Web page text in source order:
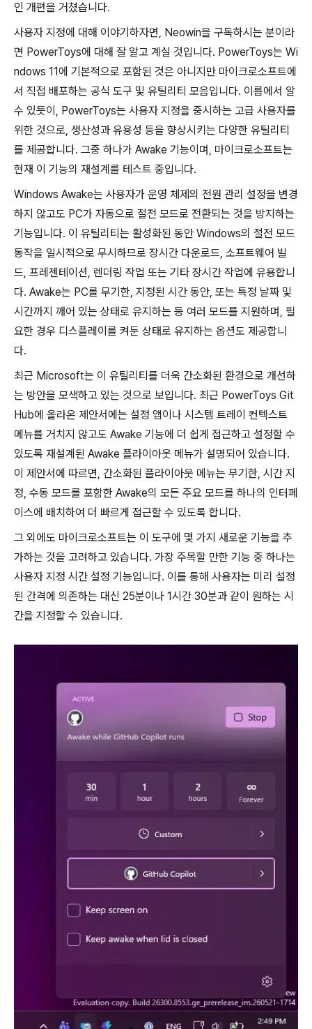
인 개편을 거쳤습니다.
사용자 지정에 대해 이야기하자면, Neowin을 구독하시는 분이라
면 PowerToys에 대해 잘 알고 계실 것입니다. PowerToys는 Wi
ndows 11에 기본적으로 포함된 것은 아니지만 마이크로소프트에
서 직접 배포하는 공식 도구 및 유틸리티 모음입니다. 이름에서 알
수 있듯이, PowerToys는 사용자 지정을 중시하는 고급 사용자를
위한 것으로, 생산성과 유용성 등을 향상시키는 다양한 유틸리티
를 제공합니다. 그중 하나가 Awake 기능이며, 마이크로소프트는
현재 이 기능의 재설계를 테스트 중입니다.
Windows Awake는 사용자가 운영 체제의 전원 관리 설정을 변경
하지 않고도 PC가 자동으로 절전 모드로 전환되는 것을 방지하는
기능입니다. 이 유틸리티는 활성화된 동안 Windows의 절전 모드
동작을 일시적으로 무시하므로 장시간 다운로드, 소프트웨어 빌
드, 프레젠테이션, 렌더링 작업 또는 기타 장시간 작업에 유용합니
다. Awake는 PC를 무기한, 지정된 시간 동안, 또는 특정 날짜 및
시간까지 깨어 있는 상태로 유지하는 등 여러 모드를 지원하며, 필
요한 경우 디스플레이를 켜둔 상태로 유지하는 옵션도 제공합니
다.
최근 Microsoft는 이 유틸리티를 더욱 간소화된 환경으로 개선하
는 방안을 모색하고 있는 것으로 보입니다. 최근 PowerToys Git
Hub에 올라온 제안서에는 설정 앱이나 시스템 트레이 컨텍스트
메뉴를 거치지 않고도 Awake 기능에 더 쉽게 접근하고 설정할 수
있도록 재설계된 Awake 플라이아웃 메뉴가 설명되어 있습니다.
이 제안서에 따르면, 간소화된 플라이아웃 메뉴는 무기한, 시간 지
정, 수동 모드를 포함한 Awake의 모든 주요 모드를 하나의 인터페
이스에 배치하여 더 빠르게 접근할 수 있도록 합니다.
그 외에도 마이크로소프트는 이 도구에 몇 가지 새로운 기능을 추
가하는 것을 고려하고 있습니다. 가장 주목할 만한 기능 중 하나는
사용자 지정 시간 설정 기능입니다. 이를 통해 사용자는 미리 설정
된 간격에 의존하는 대신 25분이나 1시간 30분과 같이 원하는 시
간을 지정할 수 있습니다.